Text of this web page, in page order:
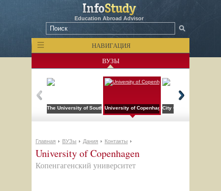
Education Abroad Advisor
НАВИГАЦИЯ
ВУЗЫ
The University of Southern Denmark (SDU)
University of CopenhagenCity College of San
Главная ВУЗы Дания Контакты
University of Copenhagen
Копенгагенский университет